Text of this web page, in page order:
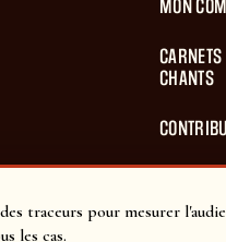
traceurs pour mesurer
les cas.
MON
CARNETS
CHANTS